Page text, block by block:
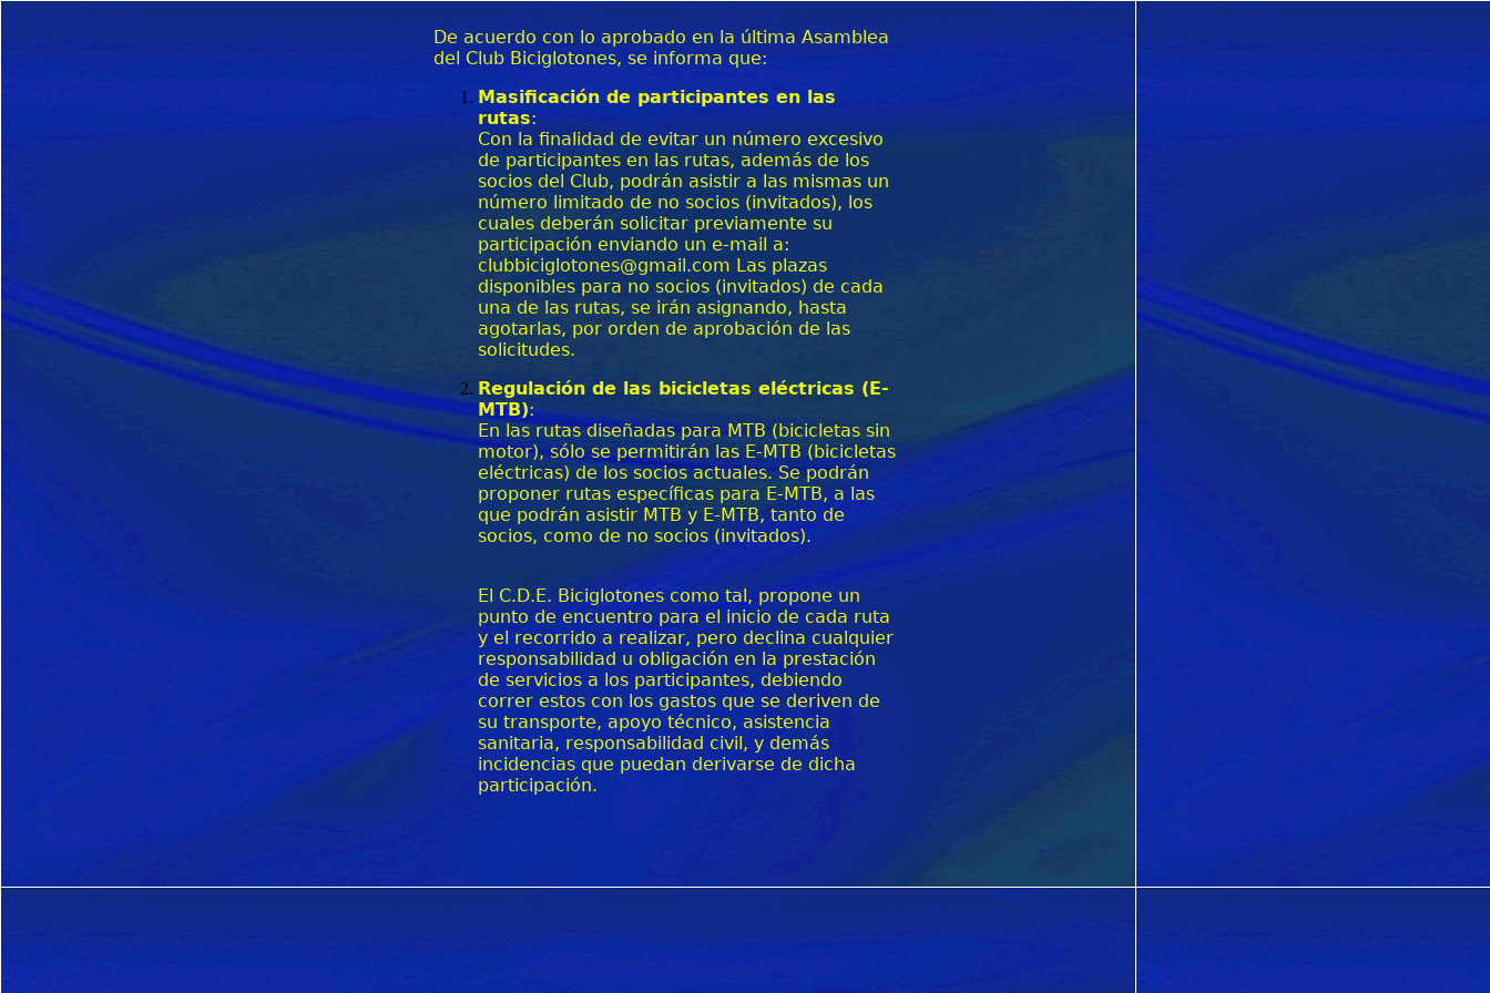
De acuerdo con lo aprobado en la última Asamblea
del Club Biciglotones, se informa que:
Masificación de participantes en las
rutas:
Con la finalidad de evitar un número excesivo
de participantes en las rutas, además de los
socios del Club, podrán asistir a las mismas un
número limitado de no socios (invitados), los
cuales deberán solicitar previamente su
participación enviando un e-mail a:
clubbiciglotones@gmail.com Las plazas
disponibles para no socios (invitados) de cada
una de las rutas, se irán asignando, hasta
agotarlas, por orden de aprobación de las
solicitudes.
Regulación de las bicicletas eléctricas (E-
MTB):
En las rutas diseñadas para MTB (bicicletas sin
motor), sólo se permitirán las E-MTB (bicicletas
eléctricas) de los socios actuales. Se podrán
proponer rutas específicas para E-MTB, a las
que podrán asistir MTB y E-MTB, tanto de
socios, como de no socios (invitados).
El C.D.E. Biciglotones como tal, propone un
punto de encuentro para el inicio de cada ruta
y el recorrido a realizar, pero declina cualquier
responsabilidad u obligación en la prestación
de servicios a los participantes, debiendo
correr estos con los gastos que se deriven de
su transporte, apoyo técnico, asistencia
sanitaria, responsabilidad civil, y demás
incidencias que puedan derivarse de dicha
participación.